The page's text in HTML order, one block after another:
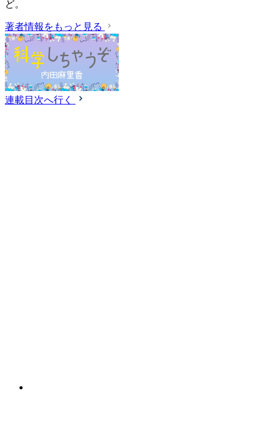
ど。
著者情報をもっと見る
連載目次へ行く